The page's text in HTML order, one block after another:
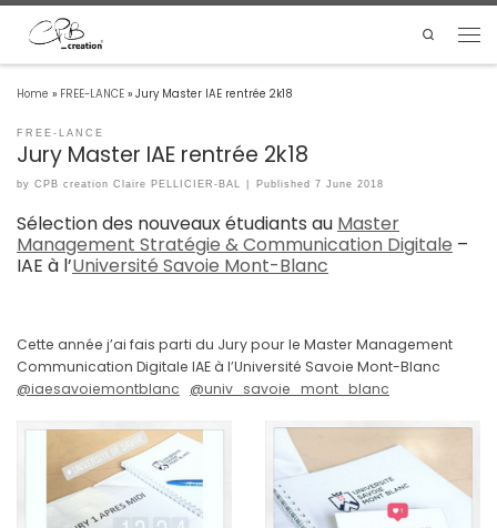
Search
Home » FREE-LANCE » Jury Master IAE rentrée 2k18
FREE-LANCE
Jury Master IAE rentrée 2k18
by CPB creation Claire PELLICIER-BAL Published 7 June 2018
Sélection des nouveaux étudiants au Master
Management Stratégie & Communication Digitale –
IAE à l’Université Savoie Mont-Blanc
Cette année j’ai fais parti du Jury pour le Master Management
Communication Digitale IAE à l’Université Savoie Mont-Blanc
@iaesavoiemontblanc
@univ_savoie_mont_blanc